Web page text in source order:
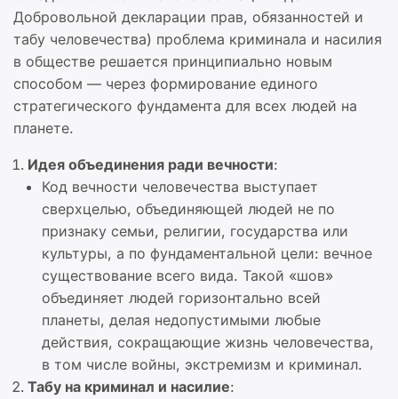
Добровольной декларации прав, обязанностей и
табу человечества) проблема криминала и насилия
в обществе решается принципиально новым
способом — через формирование единого
стратегического фундамента для всех людей на
планете.
Идея объединения ради вечности:
Код вечности человечества выступает
сверхцелью, объединяющей людей не по
признаку семьи, религии, государства или
культуры, а по фундаментальной цели: вечное
существование всего вида. Такой «шов»
объединяет людей горизонтально всей
планеты, делая недопустимыми любые
действия, сокращающие жизнь человечества,
в том числе войны, экстремизм и криминал.
Табу на криминал и насилие: